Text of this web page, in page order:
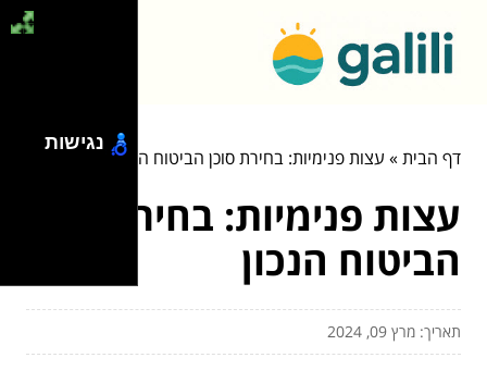
דף הבית» עצות פנימיות: בחירת סוכן הביטוח הנכון
עצות פנימיות: בחירת סוכן
הביטוח הנכון
תאריך: מרץ 09, 2024
נגישות